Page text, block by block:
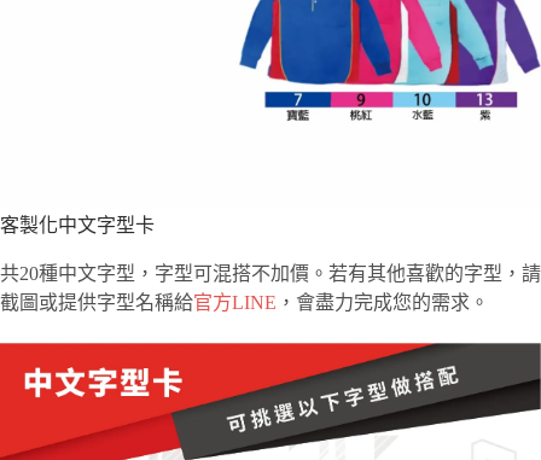
客製化中文字型卡
共20種中文字型，字型可混搭不加價。若有其他喜歡的字型，請
截圖或提供字型名稱給官方LINE ，會盡力完成您的需求。